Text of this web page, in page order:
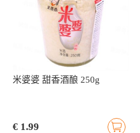
米婆婆 甜香酒酿 250g
€ 1.99